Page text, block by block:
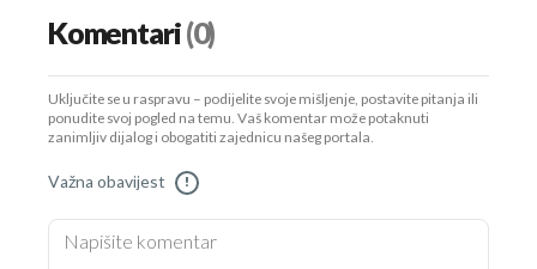
Komentari(0)
Uključite se u raspravu – podijelite svoje mišljenje, postavite pitanja ili
ponudite svoj pogled na temu. Vaš komentar može potaknuti
zanimljiv dijalog i obogatiti zajednicu našeg portala.
Važna obavijest !